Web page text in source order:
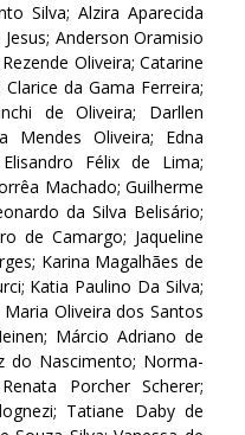
Silva; Alzira Aparecida
Anderson Oramisio
Oliveira; Catarine
da Gama Ferreira;
de Oliveira; Darllen
Mendes Oliveira; Edna
Félix de Lima;
Machado; Guilherme
da Silva Belisário;
de Camargo; Jaqueline
Karina Magalhães de
Katia Paulino Da Silva;
Oliveira dos Santos
Márcio Adriano de
do Nascimento; Norma-
Porcher Scherer;
Tatiane Daby de